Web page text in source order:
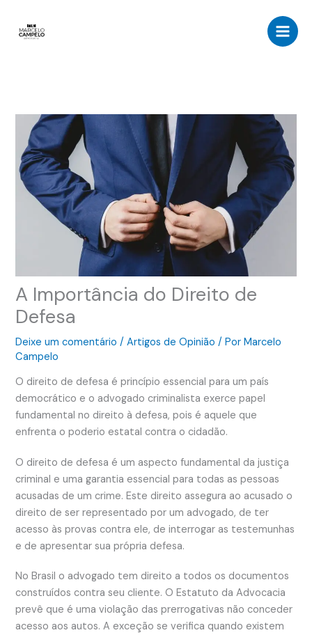
A Importância do Direito de
Defesa
Deixe um comentário /Artigos de Opinião / PorMarcelo
Campelo
O direito de defesa é princípio essencial para um país
democrático e o advogado criminalista exerce papel
fundamental no direito à defesa, pois é aquele que
enfrenta o poderio estatal contra o cidadão.
O direito de defesa é um aspecto fundamental da justiça
criminal e uma garantia essencial para todas as pessoas
acusadas de um crime. Este direito assegura ao acusado o
direito de ser representado por um advogado, de ter
acesso às provas contra ele, de interrogar as testemunhas
e de apresentar sua própria defesa.
No Brasil o advogado tem direito a todos os documentos
construídos contra seu cliente. O Estatuto da Advocacia
prevê que é uma violação das prerrogativas não conceder
acesso aos autos. A exceção se verifica quando existem